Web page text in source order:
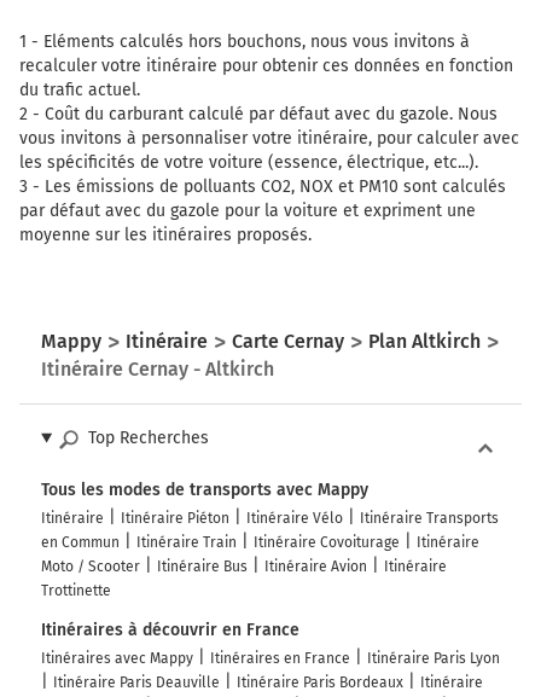
1 - Eléments calculés hors bouchons, nous vous invitons à
recalculer votre itinéraire pour obtenir ces données en fonction
du trafic actuel.
2 - Coût du carburant calculé par défaut avec du gazole. Nous
vous invitons à personnaliser votre itinéraire, pour calculer avec
les spécificités de votre voiture (essence, électrique, etc...).
3 - Les émissions de polluants CO2, NOX et PM10 sont calculés
par défaut avec du gazole pour la voiture et expriment une
moyenne sur les itinéraires proposés.
Mappy Itinéraire Carte Cernay
Plan Altkirch
Itinéraire Cernay - Altkirch
Top Recherches
Tous les modes de transports avec Mappy
Itinéraire Itinéraire Piéton Itinéraire Vélo
Itinéraire Transports
en Commun
Itinéraire Train Itinéraire Covoiturage
Itinéraire
Moto / Scooter
Itinéraire Bus Itinéraire Avion
Itinéraire
Trottinette
Itinéraires à découvrir en France
Itinéraires avec Mappy Itinéraires en France
Itinéraire Paris Lyon
Itinéraire Paris Deauville
Itinéraire Paris Bordeaux
Itinéraire